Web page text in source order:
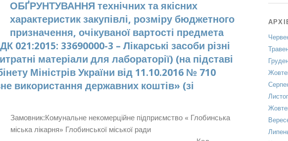
ОБҐРУНТУВАННЯ технічних та якісних
характеристик закупівлі, розміру бюджетного
призначення, очікуваної вартості предмета
021:2015: 33690000-3 – Лікарські засоби різні
матеріали для лабораторії) (на підставі
Міністрів України від 11.10.2016 № 710
використання державних коштів» (зі
Замовник:Комунальне некомерційне підприємство « Глобинська
міська лікарня» Глобинської міської ради